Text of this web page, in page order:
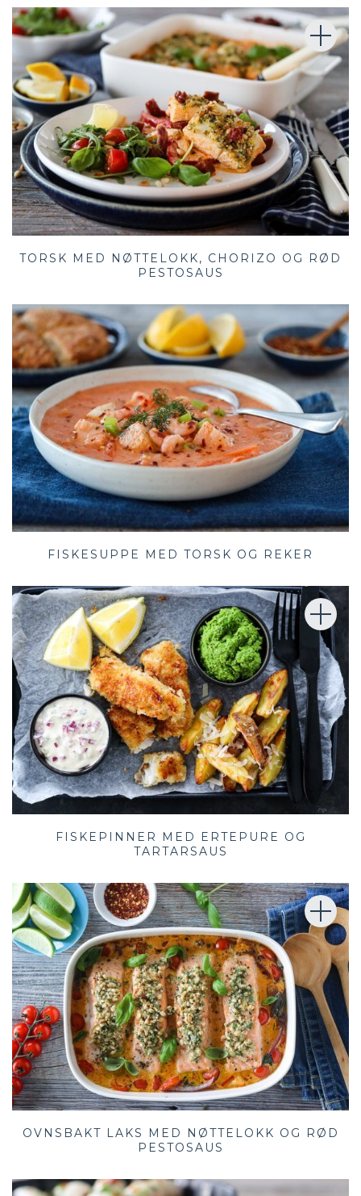
TORSK MED NØTTELOKK, CHORIZO OG RØD
PESTOSAUS
FISKESUPPE MED TORSK OG REKER
FISKEPINNER MED ERTEPURE OG
TARTARSAUS
OVNSBAKT LAKS MED NØTTELOKK OG RØD
PESTOSAUS